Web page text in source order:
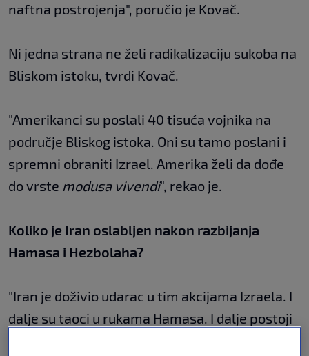
naftna postrojenja", poručio je Kovač.
Ni jedna strana ne želi radikalizaciju sukoba na
Bliskom istoku, tvrdi Kovač.
"Amerikanci su poslali 40 tisuća vojnika na
područje Bliskog istoka. Oni su tamo poslani i
spremni obraniti Izrael. Amerika želi da dođe
do vrste modusa vivendi", rekao je.
Koliko je Iran oslabljen nakon razbijanja
Hamasa i Hezbolaha?
"Iran je doživio udarac u tim akcijama Izraela. I
dalje su taoci u rukama Hamasa. I dalje postoji